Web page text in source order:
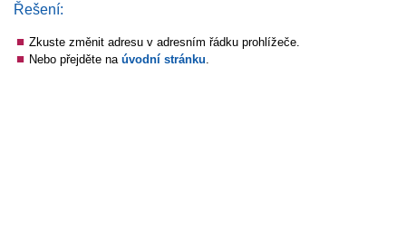
Řešení:
Zkuste změnit adresu v adresním řádku prohlížeče.
Nebo přejděte na úvodní stránku